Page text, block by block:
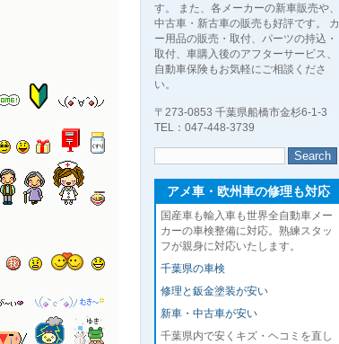
す。 また、各メーカーの新車販売や、
中古車・新古車の販売も好評です。 カ
ー用品の販売・取付、パーツの持込・
取付、車購入後のアフターサービス、
自動車保険もお気軽にご相談くださ
い。
〒273-0853 千葉県船橋市金杉6-1-3
TEL：047-448-3739
アメ車・欧州車の修理も対応
国産車も輸入車も世界全自動車メー
カーの車検整備に対応。熟練スタッ
フが親身に対応いたします。
千葉県の車検
修理と鈑金塗装が安い
新車・中古車が安い
千葉県内で安くキズ・ヘコミを直し